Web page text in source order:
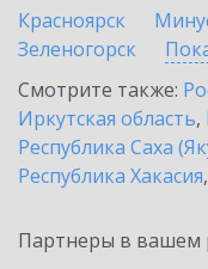
Красноярск
Зеленогорск
Смотрите также:
Иркутская область,
Республика Саха
Республика Хакасия,
Партнеры в вашем